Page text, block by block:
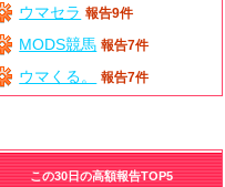
ウマセラ 報告9件
MODS競馬 報告7件
ウマくる。 報告7件
この30日の高額報告TOP5